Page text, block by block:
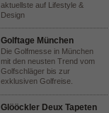
aktuellste auf Lifestyle &
Design
Golftage München
Die Golfmesse in München
mit den neusten Trend vom
Golfschläger bis zur
exklusiven Golfreise.
Glööckler Deux Tapeten